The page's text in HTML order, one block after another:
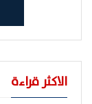
الاكثر قراءة